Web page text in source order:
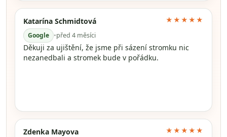
Katarína Schmidtová
Google •před 4 měsíci
★★★★★
Děkuji za ujištění, že jsme při sázení stromku nic
nezanedbali a stromek bude v pořádku.
Zdenka Mayova ★★★★★